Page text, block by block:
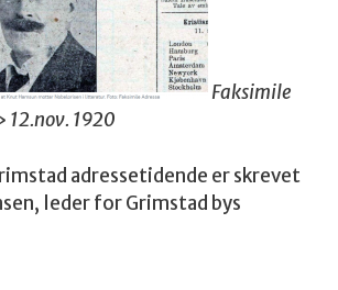
Faksimile
1920
adressetidende er skrevet
leder for Grimstad bys